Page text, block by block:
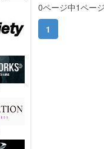
0ページ中1ペー
1